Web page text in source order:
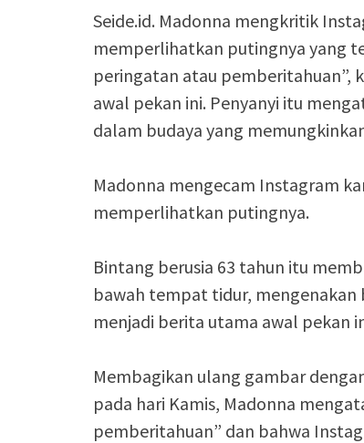
Seide.id. Madonna mengkritik
memperlihatkan putingnya yang
peringatan atau
awal pekan ini. Penyanyi itu
dalam budaya yang
Madonna mengecam Instagram
memperlihatkan putingnya.
Bintang berusia 63 tahun itu
bawah tempat tidur,
menjadi berita utama awal pekan
Membagikan ulang gambar
pada hari Kamis, Madonna
pemberitahuan” dan bahwa